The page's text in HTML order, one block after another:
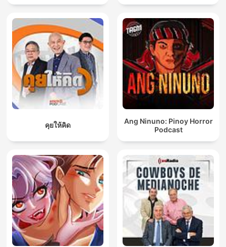
คุยให้คิด
Ang Ninuno: Pinoy Horror
Podcast